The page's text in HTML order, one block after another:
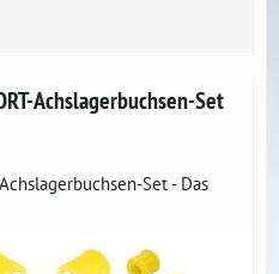
Achslagerbuchsen-Set
Set - Das